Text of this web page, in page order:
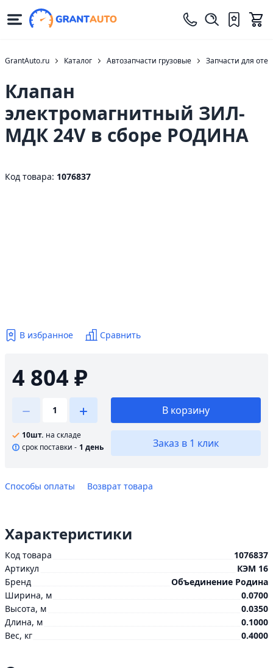
GrantAuto.ru Каталог Автозапчасти грузовые Запчасти для
Клапан
электромагнитный ЗИЛ-
МДК 24V в сборе РОДИНА
Код товара: 1076837
В избранное Сравнить
4 804 ₽
10шт. на складе
cрок поставки - 1 день
В корзину
Заказ в 1 клик
Способы оплаты Возврат товара
Характеристики
Код товара
1076837
Артикул
КЭМ 16
Бренд
Объединение Родина
Ширина, м
0.0700
Высота, м
0.0350
Длина, м
0.1000
Вес, кг
0.4000